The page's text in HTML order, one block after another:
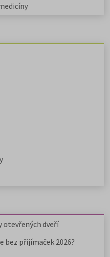
otevřených dveří
bez přijímaček 2026?